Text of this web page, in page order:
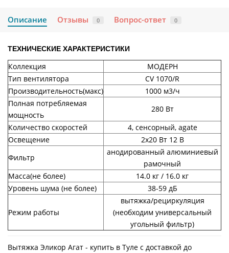
Описание Отзывы 0 Вопрос-ответ 0
ТЕХНИЧЕСКИЕ ХАРАКТЕРИСТИКИ
Коллекция
МОДЕРН
Тип вентилятора
CV 1070/R
Производительность(макс)
1000 м3/ч
Полная потребляемая
мощность
280 Вт
Количество скоростей
4, сенсорный, agate
Освещение
2x20 Вт 12 В
Фильтр
анодированный алюминиевый
рамочный
Масса(не более)
14.0 кг / 16.0 кг
Уровень шума (не более)
38-59 дБ
Режим работы
вытяжка/рециркуляция
(необходим универсальный
угольный фильтр)
Вытяжка Эликор Агат - купить в Туле с доставкой до